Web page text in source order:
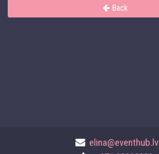
Back
elina@eventhub.lv